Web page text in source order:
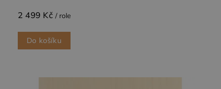
2 499 Kč / role
Do košíku